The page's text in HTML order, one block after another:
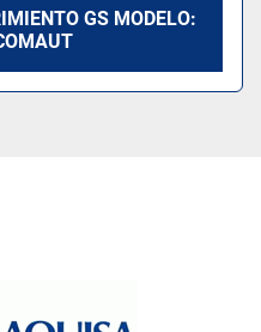
GS MODELO: